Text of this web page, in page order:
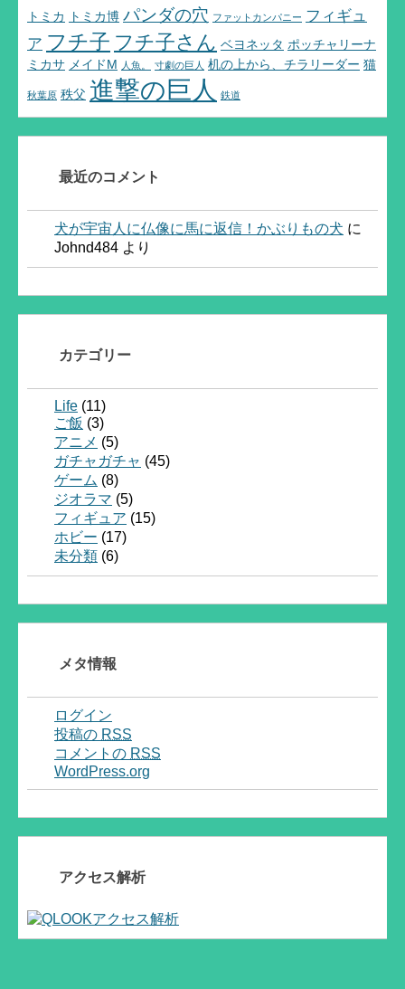
トミカ トミカ博 パンダの穴 ファットカンパニー フィギュ
ア フチ子 フチ子さん ベヨネッタ ポッチャリーナ
ミカサ メイドM 人魚。 寸劇の巨人 机の上から、チラリーダー 猫
秋葉原 秩父 進撃の巨人 鉄道
最近のコメント
犬が宇宙人に仏像に馬に返信！かぶりもの犬 に
Johnd484 より
カテゴリー
Life (11)
ご飯 (3)
アニメ (5)
ガチャガチャ (45)
ゲーム (8)
ジオラマ (5)
フィギュア (15)
ホビー (17)
未分類 (6)
メタ情報
ログイン
投稿の RSS
コメントの RSS
WordPress.org
アクセス解析